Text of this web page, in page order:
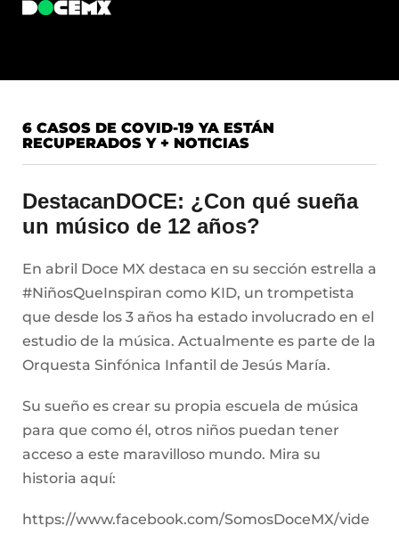
6 CASOS DE COVID-19 YA ESTÁN
RECUPERADOS Y + NOTICIAS
DestacanDOCE: ¿Con qué sueña
un músico de 12 años?
En abril Doce MX destaca en su sección estrella a
#NiñosQueInspiran como KID, un trompetista
que desde los 3 años ha estado involucrado en el
estudio de la música. Actualmente es parte de la
Orquesta Sinfónica Infantil de Jesús María.
Su sueño es crear su propia escuela de música
para que como él, otros niños puedan tener
acceso a este maravilloso mundo. Mira su
historia aquí:
https://www.facebook.com/SomosDoceMX/vide